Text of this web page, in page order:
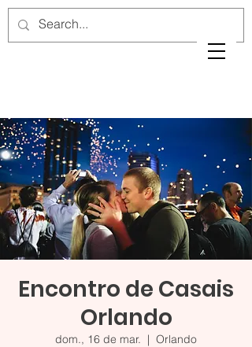
Encontro de Casais
Orlando
dom., 16 de mar.
  |
Orlando